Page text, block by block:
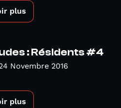
plus
: Résidents #4
Novembre 2016
plus